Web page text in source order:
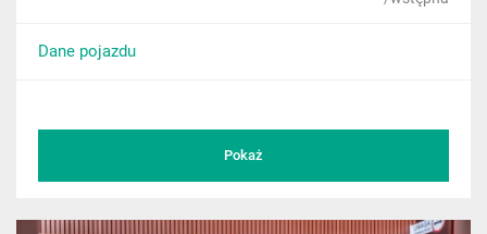
Dane pojazdu
Pokaż